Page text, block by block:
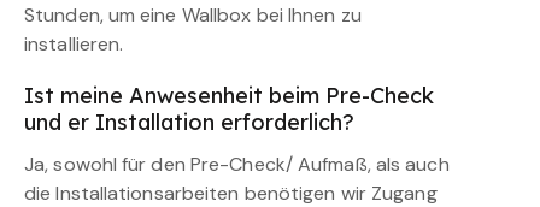
Stunden, um eine Wallbox bei Ihnen zu
installieren.
Ist meine Anwesenheit beim Pre-Check
und er Installation erforderlich?
Ja, sowohl für den Pre-Check/ Aufmaß, als auch
die Installationsarbeiten benötigen wir Zugang